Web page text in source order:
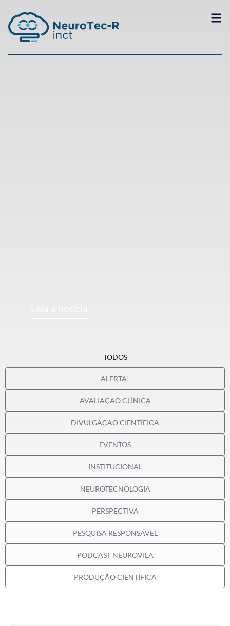
ALERTA!
AVALIAÇÃO CLÍNICA
DIVULGAÇÃO CIENTÍFICA
EVENTOS
INSTITUCIONAL
NEUROTECNOLOGIA
PERSPECTIVA
PESQUISA RESPONSÁVEL
PODCAST NEUROVILA
PRODUÇÃO CIENTÍFICA
TODOS